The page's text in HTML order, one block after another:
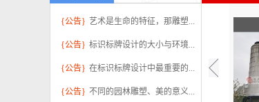
{公告} 艺术是生命的特征，那雕塑...
{公告} 标识标牌设计的大小与环境...
{公告} 在标识标牌设计中最重要的...
{公告} 不同的园林雕塑、美的意义...